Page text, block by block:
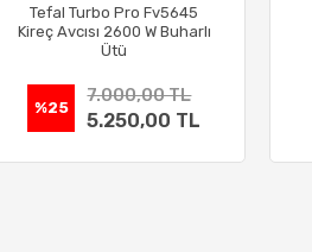
Tefal Turbo Pro Fv5645
Kireç Avcısı 2600 W Buharlı
Ütü
%25
7.000,00 TL
5.250,00 TL